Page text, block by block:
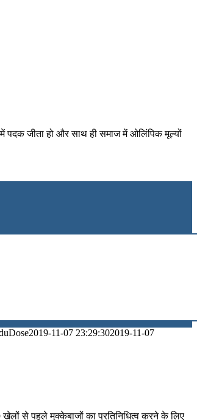
पदक जीता हो और साथ ही समाज में ओलिंपिक मूल्यों
2019-11-07 23:29:302019-11-07
खेलों से पहले मुक्केबाजों का प्रतिनिधित्व करने के लिए